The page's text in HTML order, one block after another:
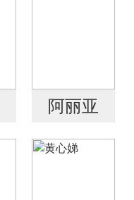
阿丽亚